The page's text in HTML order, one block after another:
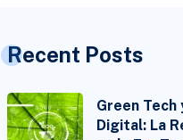
Recent Posts
Green
Digital: La